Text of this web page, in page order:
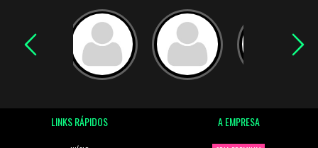
LINKS RÁPIDOS A EMPRESA